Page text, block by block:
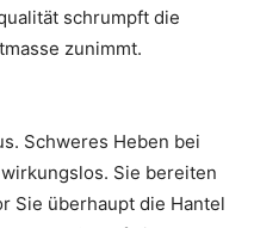
schrumpft die
zunimmt.
Schweres Heben bei
Sie bereiten
Sie überhaupt die Hantel